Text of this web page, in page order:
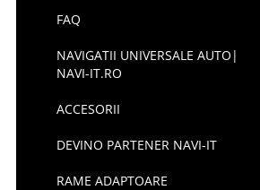
FAQ
NAVIGATII UNIVERSALE AUTO|
NAVI-IT.RO
ACCESORII
DEVINO PARTENER NAVI-IT
RAME ADAPTOARE